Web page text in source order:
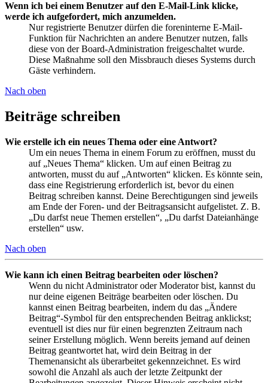
Wenn ich bei einem Benutzer auf den E-Mail-Link klicke,
werde ich aufgefordert, mich anzumelden.
Nur registrierte Benutzer dürfen die foreninterne E-Mail-
Funktion für Nachrichten an andere Benutzer nutzen, falls
diese von der Board-Administration freigeschaltet wurde.
Diese Maßnahme soll den Missbrauch dieses Systems durch
Gäste verhindern.
Nach oben
Beiträge schreiben
Wie erstelle ich ein neues Thema oder eine Antwort?
Um ein neues Thema in einem Forum zu eröffnen, musst du
auf „Neues Thema“ klicken. Um auf einen Beitrag zu
antworten, musst du auf „Antworten“ klicken. Es könnte sein,
dass eine Registrierung erforderlich ist, bevor du einen
Beitrag schreiben kannst. Deine Berechtigungen sind jeweils
am Ende der Foren- und der Beitragsansicht aufgelistet. Z. B.
„Du darfst neue Themen erstellen“, „Du darfst Dateianhänge
erstellen“ usw.
Nach oben
Wie kann ich einen Beitrag bearbeiten oder löschen?
Wenn du nicht Administrator oder Moderator bist, kannst du
nur deine eigenen Beiträge bearbeiten oder löschen. Du
kannst einen Beitrag bearbeiten, indem du das „Ändere
Beitrag“-Symbol für den entsprechenden Beitrag anklickst;
eventuell ist dies nur für einen begrenzten Zeitraum nach
seiner Erstellung möglich. Wenn bereits jemand auf deinen
Beitrag geantwortet hat, wird dein Beitrag in der
Themenansicht als überarbeitet gekennzeichnet. Es wird
sowohl die Anzahl als auch der letzte Zeitpunkt der